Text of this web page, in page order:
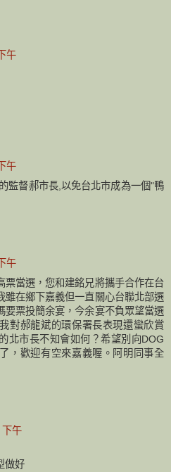
午
午
監督郝市長,以免台北市成為一個"鴨
午
票當選，您和建銘兄將攜手合作在台
雖在鄉下嘉義但一直關心台聯北部選
要票投簡余宴，今余宴不負眾望當選
對郝龍斌的環保署長表現還蠻欣賞
北市長不知會如何？希望別向DOG
，歡迎有空來嘉義喔。阿明同事全
午
做好